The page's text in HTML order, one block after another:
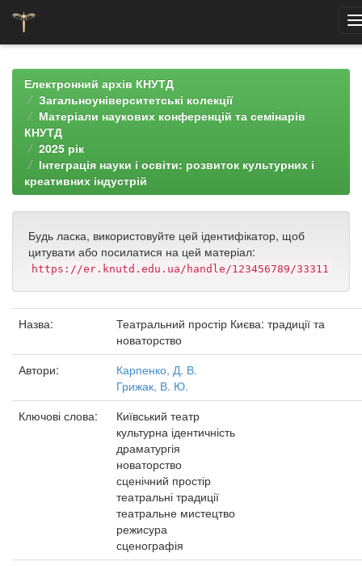
navigationЕлектронний архів КНУТД
Загальноуніверситетські колекції
Матеріали наукових конференцій та семінарів
КНУТД
2025 рік
Інтеграція науки і освіти: розвиток культурних і
креативних індустрій
Будь ласка, використовуйте цей ідентифікатор, щоб
цитувати або посилатися на цей матеріал:
https://er.knutd.edu.ua/handle/123456789/33311
Назва:
Театральний простір Києва: традиції та
новаторство
Автори:
Карпенко, Д. В.
Грижак, В. Ю.
Ключові слова:
Київський театр
культурна ідентичність
драматургія
новаторство
сценічний простір
театральні традиції
театральне мистецтво
режисура
сценографія